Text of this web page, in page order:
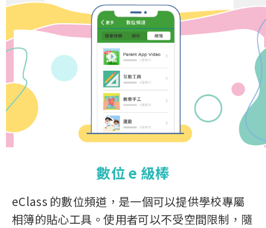
數位 e 級棒
eClass 的數位頻道，是一個可以提供學校專屬
相簿的貼心工具。使用者可以不受空間限制，隨